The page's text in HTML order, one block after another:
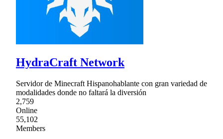
HydraCraft Network
Servidor de Minecraft Hispanohablante con gran variedad de
modalidades donde no faltará la diversión
2,759
Online
55,102
Members